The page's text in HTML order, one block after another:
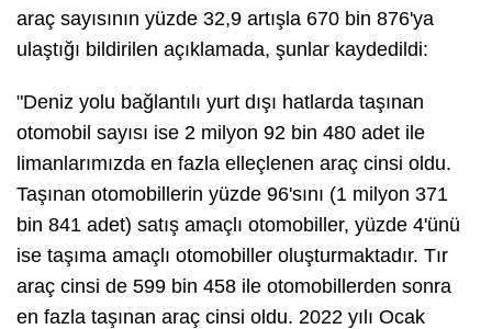
araç sayısının yüzde 32,9 artışla 670 bin 876'ya
ulaştığı bildirilen açıklamada, şunlar kaydedildi:
"Deniz yolu bağlantılı yurt dışı hatlarda taşınan
otomobil sayısı ise 2 milyon 92 bin 480 adet ile
limanlarımızda en fazla elleçlenen araç cinsi oldu.
Taşınan otomobillerin yüzde 96'sını (1 milyon 371
bin 841 adet) satış amaçlı otomobiller, yüzde 4'ünü
ise taşıma amaçlı otomobiller oluşturmaktadır. Tır
araç cinsi de 599 bin 458 ile otomobillerden sonra
en fazla taşınan araç cinsi oldu. 2022 yılı Ocak